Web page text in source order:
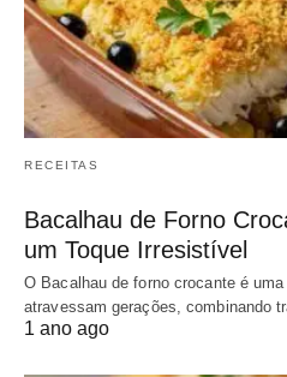
RECEITAS
Bacalhau de Forno
um Toque Irresistível
O Bacalhau de forno crocante é
atravessam gerações, combinando
1 ano ago